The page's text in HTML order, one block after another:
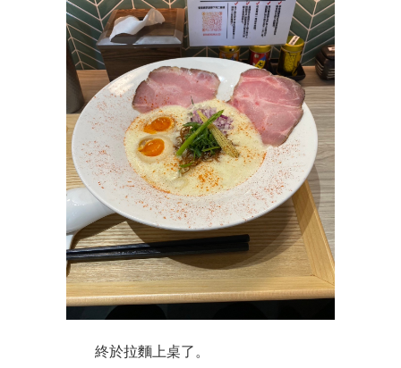
終於拉麵上桌了。